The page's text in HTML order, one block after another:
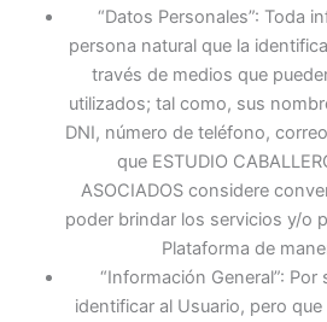
“Datos Personales”: Toda
persona natural que la
través de medios que
utilizados; tal como, sus
DNI, número de teléfono,
que ESTUDIO
ASOCIADOS considere
poder brindar los servicios y/o
Plataforma de
“Información General”:
identificar al Usuario, pero